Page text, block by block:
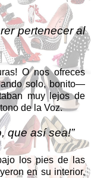
pertenecer al
O nos ofreces
solo, bonito—
muy lejos de
de la Voz.
que así sea!”
los pies de las
en su interior,